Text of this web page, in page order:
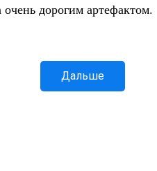
дорогим артефактом.
Дальше